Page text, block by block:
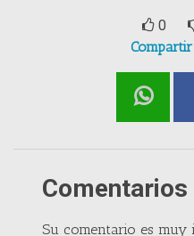
0
Su comentario es muy